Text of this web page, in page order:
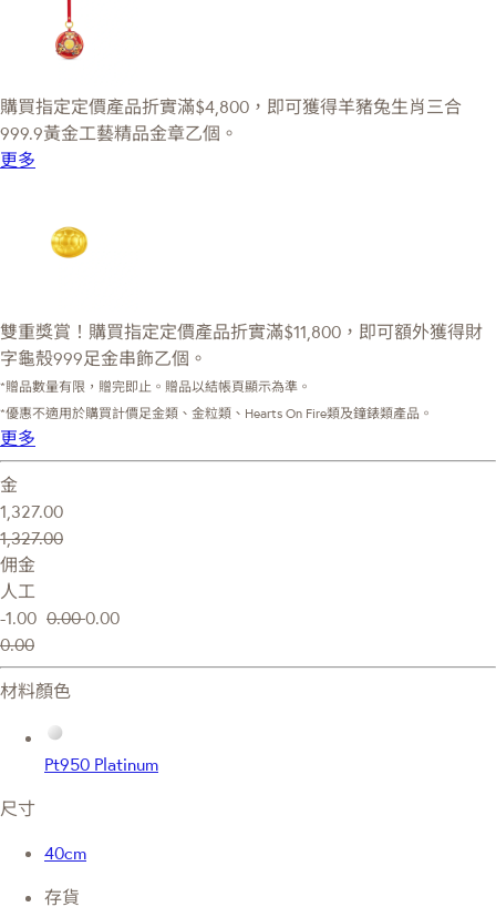
購買指定定價產品折實滿$4,800，即可獲得羊豬兔生肖三合
999.9黃金工藝精品金章乙個。
更多
雙重獎賞！購買指定定價產品折實滿$11,800，即可額外獲得財
字龜殼999足金串飾乙個。
*贈品數量有限，贈完即止。贈品以結帳頁顯示為準。
*優惠不適用於購買計價足金類、金粒類、Hearts On Fire類及鐘錶類產品。
更多
金
1,327.00
1,327.00
佣金
人工
-1.00 0.000.00
0.00
材料顏色
Pt950 Platinum
尺寸
40cm
存貨